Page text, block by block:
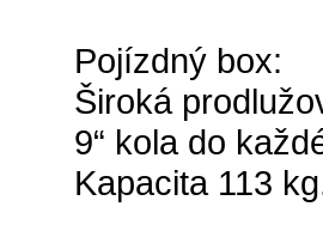
Pojízdný box:
Široká
9“ kola do
Kapacita 113